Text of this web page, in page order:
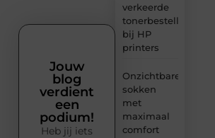
verkeerde
tonerbestelling
bij HP
printers
Onzichtbare
sokken
met
maximaal
comfort
Jouw
blog
verdient
een
podium!
Heb jij iets